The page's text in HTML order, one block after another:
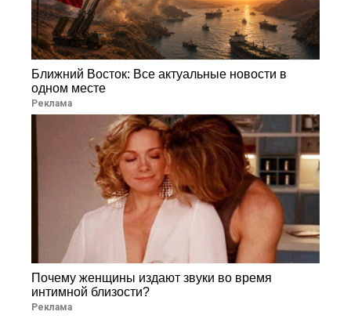
Ближний Восток: Все актуальные новости в
одном месте
Реклама
Почему женщины издают звуки во время
интимной близости?
Реклама